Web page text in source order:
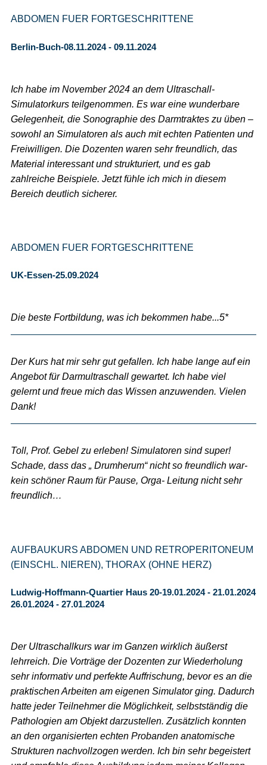
ABDOMEN FUER FORTGESCHRITTENE
Berlin-Buch-08.11.2024 - 09.11.2024
Ich habe im November 2024 an dem Ultraschall-
Simulatorkurs teilgenommen. Es war eine wunderbare
Gelegenheit, die Sonographie des Darmtraktes zu üben –
sowohl an Simulatoren als auch mit echten Patienten und
Freiwilligen. Die Dozenten waren sehr freundlich, das
Material interessant und strukturiert, und es gab
zahlreiche Beispiele. Jetzt fühle ich mich in diesem
Bereich deutlich sicherer.
ABDOMEN FUER FORTGESCHRITTENE
UK-Essen-25.09.2024
Die beste Fortbildung, was ich bekommen habe...5*
Der Kurs hat mir sehr gut gefallen. Ich habe lange auf ein
Angebot für Darmultraschall gewartet. Ich habe viel
gelernt und freue mich das Wissen anzuwenden. Vielen
Dank!
Toll, Prof. Gebel zu erleben! Simulatoren sind super!
Schade, dass das „ Drumherum“ nicht so freundlich war-
kein schöner Raum für Pause, Orga- Leitung nicht sehr
freundlich…
AUFBAUKURS ABDOMEN UND RETROPERITONEUM
(EINSCHL. NIEREN), THORAX (OHNE HERZ)
Ludwig-Hoffmann-Quartier Haus 20-19.01.2024 - 21.01.2024
26.01.2024 - 27.01.2024
Der Ultraschallkurs war im Ganzen wirklich äußerst
lehrreich. Die Vorträge der Dozenten zur Wiederholung
sehr informativ und perfekte Auffrischung, bevor es an die
praktischen Arbeiten am eigenen Simulator ging. Dadurch
hatte jeder Teilnehmer die Möglichkeit, selbstständig die
Pathologien am Objekt darzustellen. Zusätzlich konnten
an den organisierten echten Probanden anatomische
Strukturen nachvollzogen werden. Ich bin sehr begeistert